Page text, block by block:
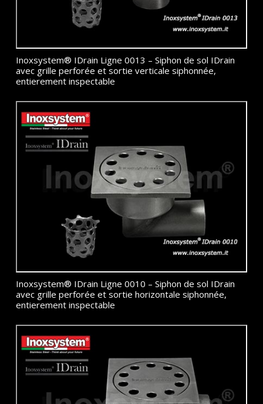
Inoxsystem® IDrain Ligne 0013 – Siphon de sol IDrain
avec grille perforée et sortie verticale siphonnée,
entierement inspectable
Inoxsystem® IDrain Ligne 0010 – Siphon de sol IDrain
avec grille perforée et sortie horizontale siphonnée,
entierement inspectable